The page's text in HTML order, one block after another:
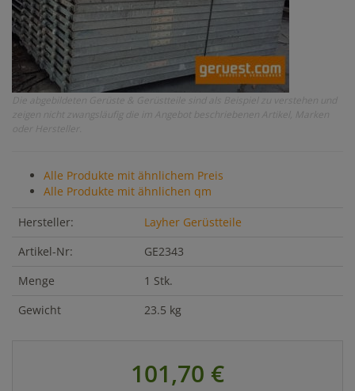
Die abgebildeten Gerüste & Gerüstteile sind als Beispiel zu verstehen und
zeigen nicht zwangsläufig die im Angebot beschriebenen Artikel, Marken
oder Hersteller.
Alle Produkte mit ähnlichem Preis
Alle Produkte mit ähnlichen qm
Hersteller:
Layher Gerüstteile
Artikel-Nr:
GE2343
Menge
1 Stk.
Gewicht
23.5 kg
101,70 €